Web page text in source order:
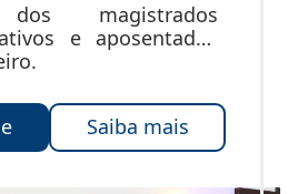
dos magistrados
e aposentados
Saiba mais